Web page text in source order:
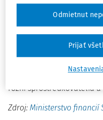
a jeho výnos bude 3,3
Minimálna nominálna
"Dlhopisy pre ľudÍ" sa dajú
TATRA BANKA,
rôzni sprostredkovatelia
Zdroj: Ministerstvo financií
Odmietnut
Prijať